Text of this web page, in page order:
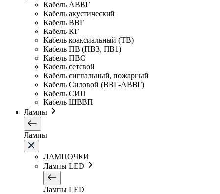
Кабель АВВГ
Кабель акустический
Кабель ВВГ
Кабель КГ
Кабель коаксиальный (ТВ)
Кабель ПВ (ПВ3, ПВ1)
Кабель ПВС
Кабель сетевой
Кабель сигнальный, пожарный
Кабель Силовой (ВВГ-АВВГ)
Кабель СИП
Кабель ШВВП
Лампы
Лампы
ЛАМПОЧКИ
Лампы LED
Лампы LED